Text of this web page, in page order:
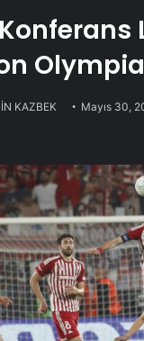
KAZBEK Mayıs 30,